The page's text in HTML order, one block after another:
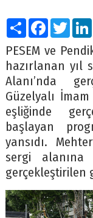
Paylaş
PESEM ve
hazırlanan yıl
Alanı’nda
Güzelyalı
eşliğinde
başlayan
yansıdı.
sergi alanına
gerçekleştirilen